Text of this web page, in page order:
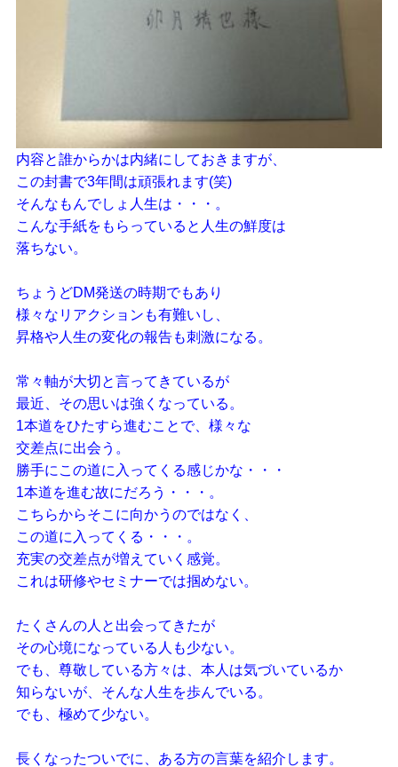
内容と誰からかは内緒にしておきますが、
この封書で3年間は頑張れます(笑)
そんなもんでしょ人生は・・・。
こんな手紙をもらっていると人生の鮮度は
落ちない。
ちょうどDM発送の時期でもあり
様々なリアクションも有難いし、
昇格や人生の変化の報告も刺激になる。
常々軸が大切と言ってきているが
最近、その思いは強くなっている。
1本道をひたすら進むことで、様々な
交差点に出会う。
勝手にこの道に入ってくる感じかな・・・
1本道を進む故にだろう・・・。
こちらからそこに向かうのではなく、
この道に入ってくる・・・。
充実の交差点が増えていく感覚。
これは研修やセミナーでは掴めない。
たくさんの人と出会ってきたが
その心境になっている人も少ない。
でも、尊敬している方々は、本人は気づいているか
知らないが、そんな人生を歩んでいる。
でも、極めて少ない。
長くなったついでに、ある方の言葉を紹介します。